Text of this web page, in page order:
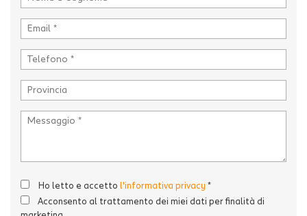
Ho letto e accetto l'informativa privacy *
Acconsento al trattamento dei miei dati per finalità di